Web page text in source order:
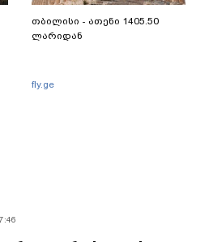
თბილისი - ათენი 1405.50
ლარიდან
fly.ge